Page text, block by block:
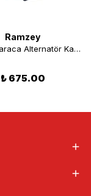
Ramzey
Ramzey Karaca Alternatör Kapağı
₺ 675.00